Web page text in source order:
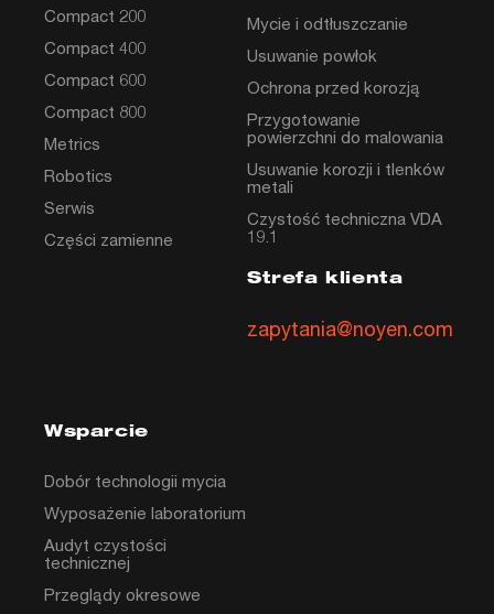
Compact 200
Compact 400
Compact 600
Compact 800
Metrics
Robotics
Serwis
Części zamienne
Mycie i odtłuszczanie
Usuwanie powłok
Ochrona przed korozją
Przygotowanie
powierzchni do malowania
Usuwanie korozji i tlenków
metali
Czystość techniczna VDA
19.1
Strefa klienta
zapytania@noyen.com
Wsparcie
Dobór technologii mycia
Wyposażenie laboratorium
Audyt czystości
technicznej
Przeglądy okresowe